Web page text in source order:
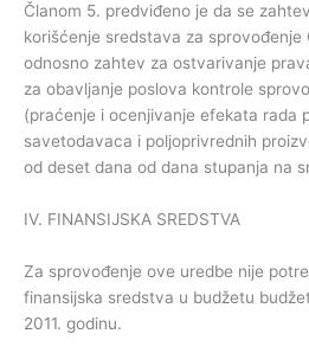
Članom 5. predviđeno je da se
korišćenje sredstava za sprovođenje
odnosno zahtev za ostvarivanje
za obavljanje poslova kontrole
(praćenje i ocenjivanje efekata rada
savetodavaca i poljoprivrednih
od deset dana od dana stupanja na
IV. FINANSIJSKA SREDSTVA
Za sprovođenje ove uredbe nije
finansijska sredstva u budžetu
2011. godinu.